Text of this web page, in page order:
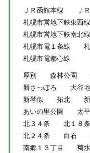
ＪＲ函館本線
Ｊ
札幌市営地下鉄東西線
札幌市営地下鉄南北線
札幌市電１条線
札幌市電都心線
厚別 森林公園
新さっぽろ
大谷地
新琴似
拓北
あいの里公園
太平
北３４条
北１８条
北２４条
白石
南郷１３丁目
菊水